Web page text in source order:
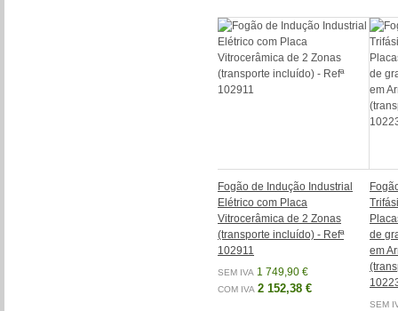
Fogão de Indução Industrial
Elétrico com Placa
Vitrocerâmica de 2 Zonas
(transporte incluído) - Refª
102911
SEM IVA 1 749,90 €
COM IVA 2 152,38 €
de
em
SEM